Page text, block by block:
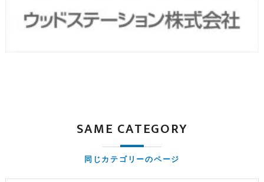
同じカテゴリーのページ
SAME CATEGORY